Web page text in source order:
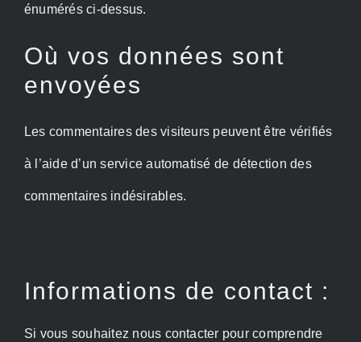
énumérés ci-dessus.
Où vos données sont
envoyées
Les commentaires des visiteurs peuvent être vérifiés
à l’aide d’un service automatisé de détection des
commentaires indésirables.
Informations de contact :
Si vous souhaitez nous contacter pour comprendre